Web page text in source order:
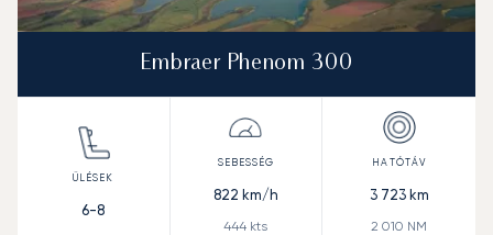
Embraer Phenom 300
6-8
822 km/h
444 kts
3 723km
2 010 NM